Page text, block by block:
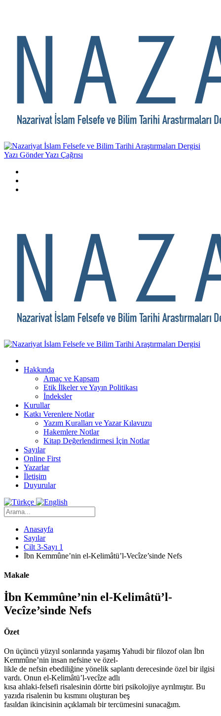
Yazı GönderYazı Çağrısı
Hakkında
Amaç ve Kapsam
Etik İlkeler ve Yayın Politikası
İndeksler
Kurullar
Katkı Verenlere Notlar
Yazım Kuralları ve Yazar Kılavuzu
Hakemlere Notlar
Kitap Değerlendirmesi İçin Notlar
Sayılar
Online First
Yazarlar
İletişim
Duyurular
Anasayfa
Sayılar
Cilt 3-Sayı 1
İbn Kemmûne’nin el-Kelimâtü’l-Vecîze’sinde Nefs
Makale
İbn Kemmûne’nin el-Kelimâtü’l-
Vecîze’sinde Nefs
Özet
On üçüncü yüzyıl sonlarında yaşamış Yahudi bir filozof olan İbn
Kemmûne’nin insan nefsine ve özel-
likle de nefsin ebediliğine yönelik saplantı derecesinde özel bir ilgisi
vardı. Onun el-Kelimâtü’l-vecîze adlı
kısa ahlaki-felsefi risalesinin dörtte biri psikolojiye ayrılmıştır. Bu
yazıda risalenin bu kısmını oluşturan beş
fasıldan ikincisinin açıklamalı bir tercümesini sunacağım.